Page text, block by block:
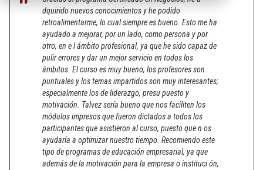
dquirido nuevos conocimientos y he podido
retroalimentarme, lo cual siempre es bueno. Esto me ha
ayudado a mejorar, por un lado, como persona y por
otro, en e l ámbito profesional, ya que he sido capaz de
pulir errores y dar un mejor servicio en todos los
ámbitos. El curso es muy bueno, los profesores son
puntuales y los temas impartidos son muy interesantes;
especialmente los de liderazgo, presu puesto y
motivación. Talvez sería bueno que nos faciliten los
módulos impresos que fueron dictados a todos los
participantes que asistieron al curso, puesto que n os
ayudaría a optimizar nuestro tiempo. Recomiendo este
tipo de programas de educación empresarial, ya que
además de la motivación para la empresa o instituci ón,